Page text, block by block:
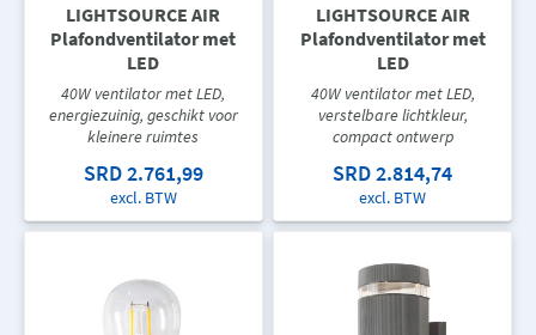
LIGHTSOURCE AIR
Plafondventilator met
LED
40W ventilator met LED,
energiezuinig, geschikt voor
kleinere ruimtes
SRD 2.761,99
excl. BTW
LIGHTSOURCE AIR
Plafondventilator met
LED
40W ventilator met LED,
verstelbare lichtkleur,
compact ontwerp
SRD 2.814,74
excl. BTW